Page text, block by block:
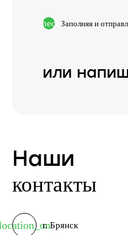
check Заполняя и
или
Наши
контакты
г. Брянск